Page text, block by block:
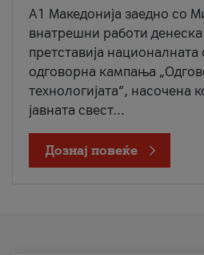
A1 Македонија заедно со
внатрешни работи денеска
претставија
одговорна кампања
технологијата“, насочена
јавната свест...
Дознај повеќе